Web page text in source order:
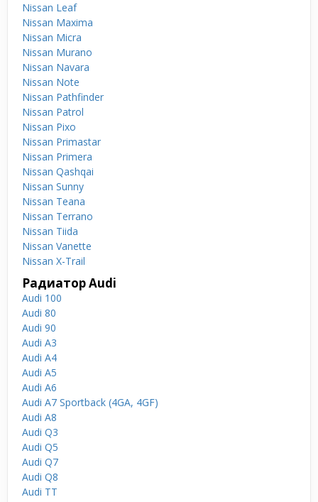
Nissan Leaf
Nissan Maxima
Nissan Micra
Nissan Murano
Nissan Navara
Nissan Note
Nissan Pathfinder
Nissan Patrol
Nissan Pixo
Nissan Primastar
Nissan Primera
Nissan Qashqai
Nissan Sunny
Nissan Teana
Nissan Terrano
Nissan Tiida
Nissan Vanette
Nissan X-Trail
Радиатор Audi
Audi 100
Audi 80
Audi 90
Audi A3
Audi A4
Audi A5
Audi A6
Audi A7 Sportback (4GA, 4GF)
Audi A8
Audi Q3
Audi Q5
Audi Q7
Audi Q8
Audi TT